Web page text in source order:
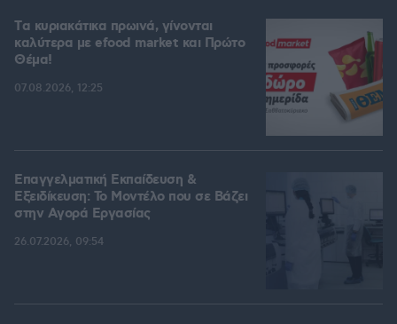
Tα κυριακάτικα πρωινά, γίνονται
καλύτερα με efood market και Πρώτο
Θέμα!
07.08.2026, 12:25
Επαγγελματική Εκπαίδευση &
Εξειδίκευση: Το Mοντέλο που σε Bάζει
στην Aγορά Eργασίας
26.07.2026, 09:54